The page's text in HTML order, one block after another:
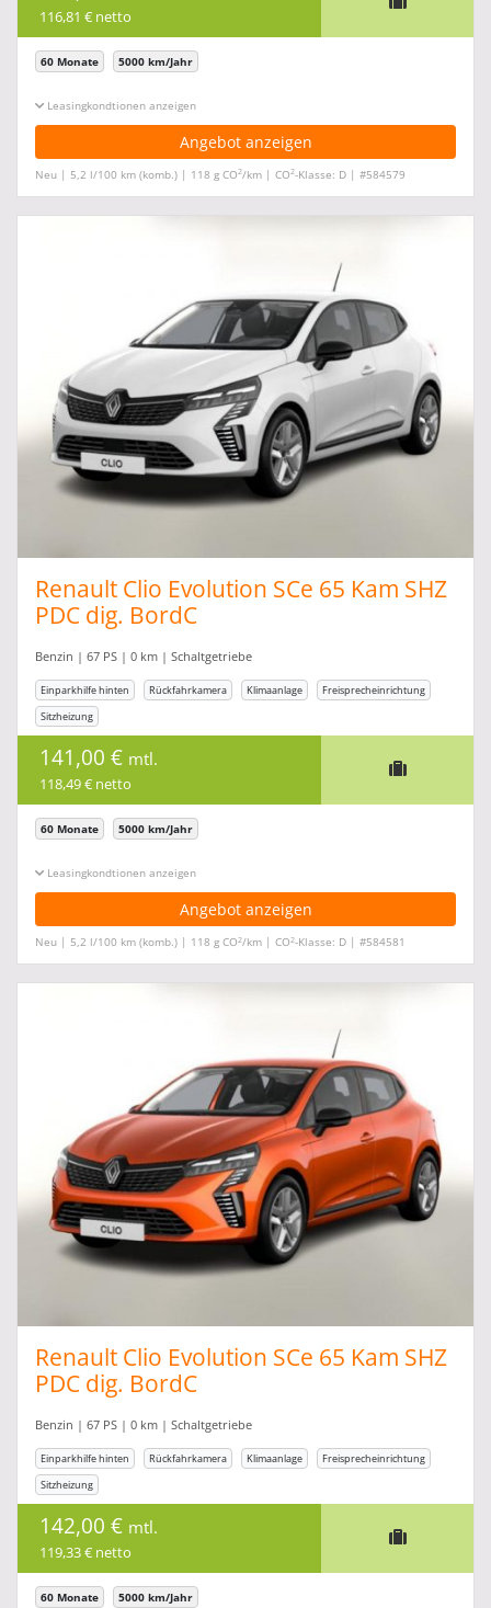
116,81 € netto
60 Monate 5000 km/Jahr
Leasingkonditionen ein-/ausblenden
Angebot anzeigen
Neu | 5,2 l/100 km (komb.) | 118 g CO2/km | CO2-Klasse: D | #584579
Renault Clio Evolution SCe 65 Kam SHZ
PDC dig. BordC
Benzin | 67 PS | 0 km | Schaltgetriebe
Einparkhilfe hinten Rückfahrkamera Klimaanlage
Freisprecheinrichtung
Sitzheizung
141,00 € mtl.
118,49 € netto
60 Monate 5000 km/Jahr
Leasingkonditionen ein-/ausblenden
Angebot anzeigen
Neu | 5,2 l/100 km (komb.) | 118 g CO2/km | CO2-Klasse: D | #584581
Renault Clio Evolution SCe 65 Kam SHZ
PDC dig. BordC
Benzin | 67 PS | 0 km | Schaltgetriebe
Einparkhilfe hinten Rückfahrkamera Klimaanlage
Freisprecheinrichtung
Sitzheizung
142,00 € mtl.
119,33 € netto
60 Monate 5000 km/Jahr